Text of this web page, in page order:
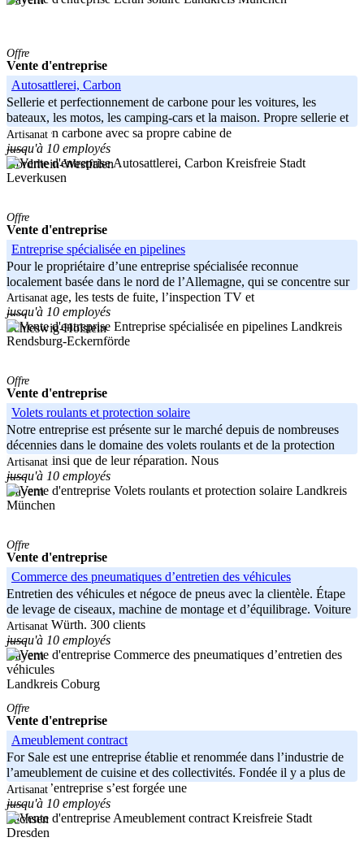
Offre
Vente d'entreprise
Autosattlerei, Carbon
Sellerie et perfectionnement de carbone pour les voitures, les
bateaux, les motos, les camping-cars et la maison. Propre sellerie et
finition en carbone avec sa propre cabine de
-----
Nordrhein-Westfalen
Artisanat
jusqu'à 10 employés
Kreisfreie Stadt
Leverkusen
Offre
Vente d'entreprise
Entreprise spécialisée en pipelines
Pour le propriétaire d’une entreprise spécialisée reconnue
localement basée dans le nord de l’Allemagne, qui se concentre sur
le nettoyage, les tests de fuite, l’inspection TV et
-----
Schleswig-Holstein
Artisanat
jusqu'à 10 employés
Landkreis
Rendsburg-Eckernförde
Offre
Vente d'entreprise
Volets roulants et protection solaire
Notre entreprise est présente sur le marché depuis de nombreuses
décennies dans le domaine des volets roulants et de la protection
solaire, ainsi que de leur réparation. Nous
-----
Bayern
Artisanat
jusqu'à 10 employés
Landkreis
München
Offre
Vente d'entreprise
Commerce des pneumatiques d’entretien des véhicules
Entretien des véhicules et négoce de pneus avec la clientèle. Étape
de levage de ciseaux, machine de montage et d’équilibrage. Voiture
d’atelier Würth. 300 clients
-----
Bayern
Artisanat
jusqu'à 10 employés
Landkreis Coburg
Offre
Vente d'entreprise
Ameublement contract
For Sale est une entreprise établie et renommée dans l’industrie de
l’ameublement de cuisine et des collectivités. Fondée il y a plus de
15 ans, l’entreprise s’est forgée une
-----
Sachsen
Artisanat
jusqu'à 10 employés
Kreisfreie Stadt
Dresden